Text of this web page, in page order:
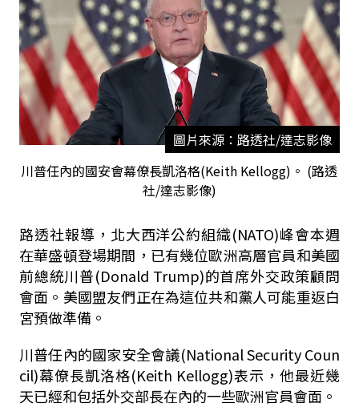
圖片來源：路透社/達志影像
川普任內的國安會幕僚長凱洛格(Keith Kellogg)。 (路透
社/達志影像)
路透社報導，北大西洋公約組織(NATO)峰會本週
在華盛頓登場期間，已有幾位歐洲高層官員和美國
前總統川普(Donald Trump)的首席外交政策顧問
會面。美國盟友們正在為這位共和黨人可能重返白
宮預做準備。
川普任內的國家安全會議(National Security Coun
cil)幕僚長凱洛格(Keith Kellogg)表示，他最近幾
天已經和包括外交部長在內的一些歐洲官員會面。